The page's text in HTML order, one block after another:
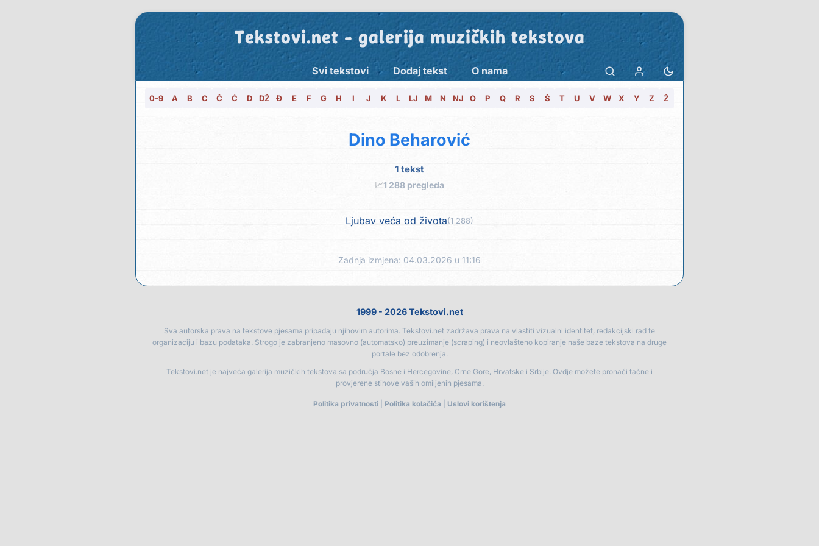
Tekstovi.net - galerija muzičkih tekstova
Svi tekstovi Dodaj tekst O nama
0-9 A B C Č Ć D DŽ Đ E F G H I J K L LJ M N NJ O P Q R S Š T U V W X Y Z Ž
Dino Beharović
1 tekst
📈1 288 pregleda
Ljubav veća od života(1 288)
Zadnja izmjena: 04.03.2026 u 11:16
1999 - 2026 Tekstovi.net
Sva autorska prava na tekstove pjesama pripadaju njihovim autorima. Tekstovi.net zadržava prava na vlastiti vizualni identitet, redakcijski rad te
organizaciju i bazu podataka. Strogo je zabranjeno masovno (automatsko) preuzimanje (scraping) i neovlašteno kopiranje naše baze tekstova na druge
portale bez odobrenja.
Tekstovi.net je najveća galerija muzičkih tekstova sa područja Bosne i Hercegovine, Crne Gore, Hrvatske i Srbije. Ovdje možete pronaći tačne i
provjerene stihove vaših omiljenih pjesama.
Politika privatnosti Politika kolačića Uslovi korištenja